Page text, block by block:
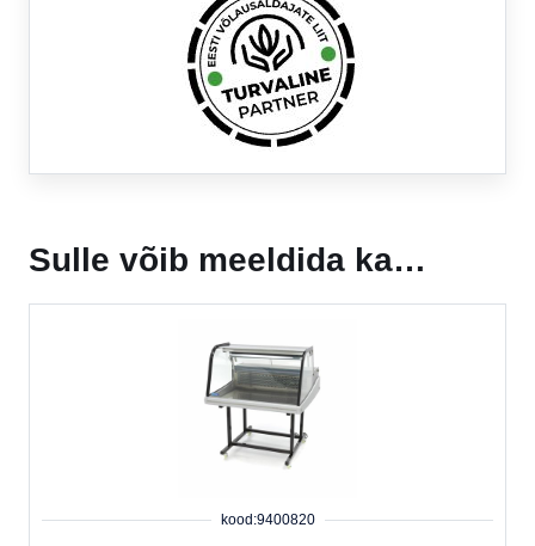
Sulle võib meeldida ka…
kood:9400820